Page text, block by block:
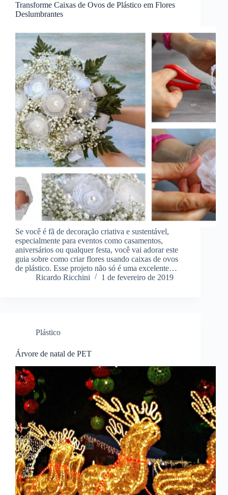
Transforme Caixas de Ovos de Plástico em Flores
Deslumbrantes
Se você é fã de decoração criativa e sustentável,
especialmente para eventos como casamentos,
aniversários ou qualquer festa, você vai adorar este
guia sobre como criar flores usando caixas de ovos
de plástico. Esse projeto não só é uma excelente…
Ricardo Ricchini
1 de fevereiro de 2019
Plástico
Árvore de natal de PET